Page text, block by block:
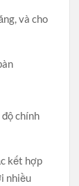
và cho
chính
kết hợp
nhiều